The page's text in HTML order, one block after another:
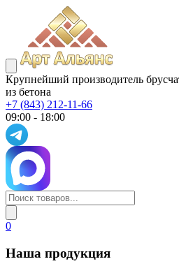
Крупнейший производитель
из бетона
+7 (843) 212-11-66
09:00 - 18:00
0
Наша продукция